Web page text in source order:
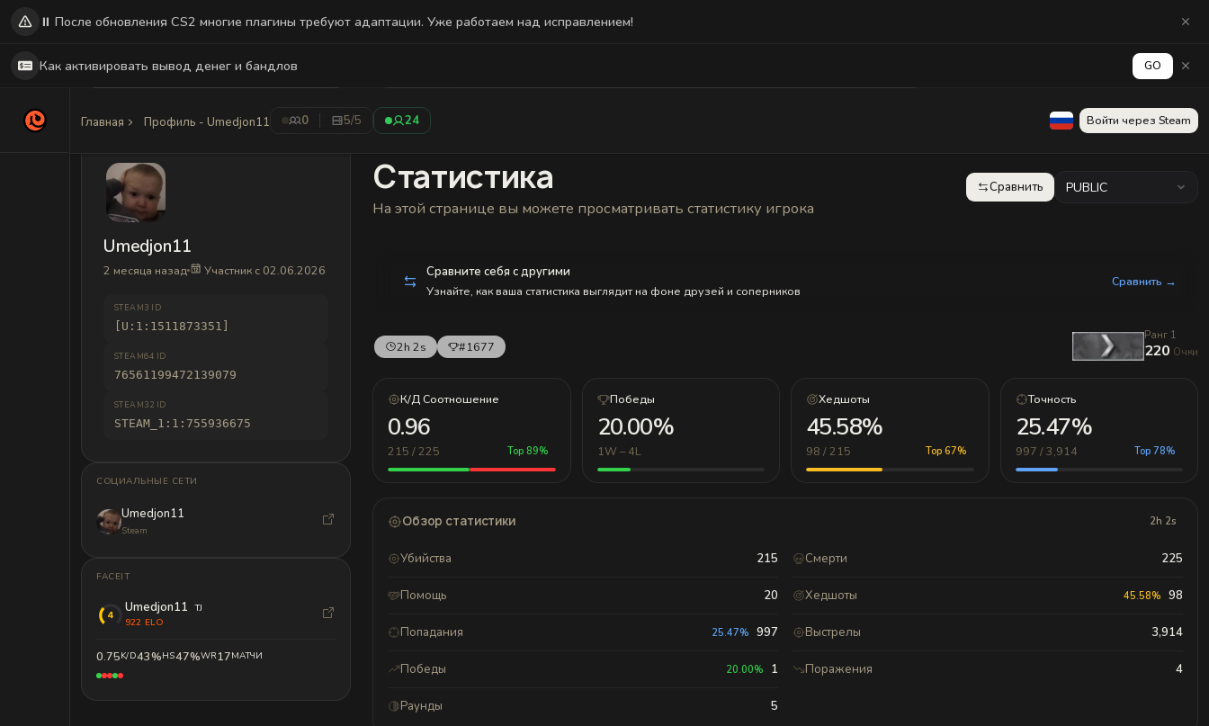
Главная Профиль - Umedjon11 0 5/5 24 Войти через Steam
Umedjon11
2 месяца назад Участник с 02.06.2026
STEAM3 ID
[U:1:1511873351]
STEAM64 ID
76561199472139079
STEAM32 ID
STEAM_1:1:755936675
СОЦИАЛЬНЫЕ СЕТИ
Umedjon11
Steam
FACEIT
Umedjon11 TJ
922 ELO
0.75K/D43%HS47%WR17МАТЧИ
Статистика
Статистика
На этой странице вы можете просматривать статистику игрока
Сравнить PUBLIC
Сравните себя с другими
Узнайте, как ваша статистика выглядит на фоне друзей и соперников
Сравнить →
2h 2s #1677
Ранг 1
220 Очки
К/Д Соотношение
0.96
215 / 225 Top 89%
Победы
20.00%
1W – 4L
Хедшоты
45.58%
98 / 215 Top 67%
Точность
25.47%
997 / 3,914 Top 78%
Обзор статистики 2h 2s
Убийства 215 Смерти 225
Помощь 20 Хедшоты 45.58% 98
Попадания 25.47% 997 Выстрелы 3,914
Победы 20.00% 1 Поражения 4
Раунды 5
⏸️ После обновления CS2 многие плагины требуют адаптации. Уже работаем над исправлением!
Как активировать вывод денег и бандлов GO